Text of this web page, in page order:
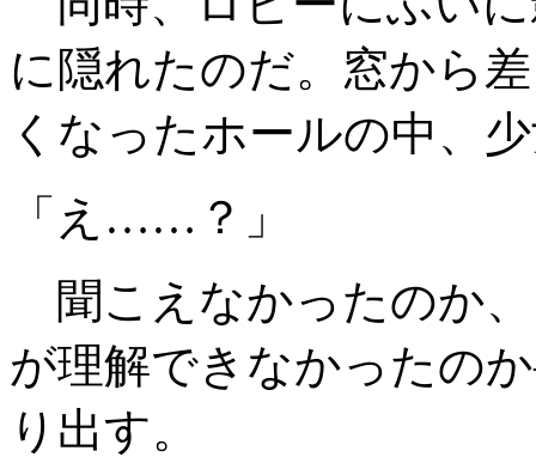
に隠れたのだ。窓から
くなったホールの中、
「え……？」
聞こえなかったのか
が理解できなかったの
り出す。